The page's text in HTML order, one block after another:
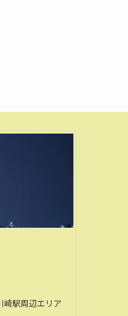
崎駅周辺エリア